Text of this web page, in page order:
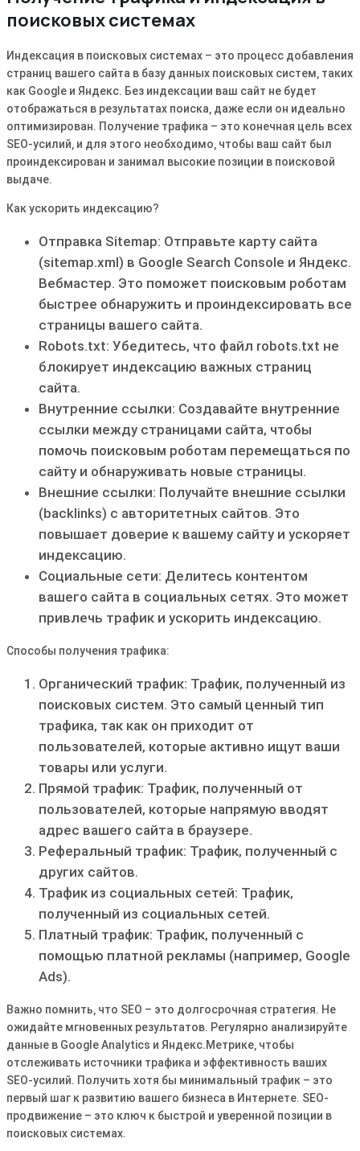
поисковых системах
Индексация в поисковых системах – это процесс добавления
страниц вашего сайта в базу данных поисковых систем‚ таких
как Google и Яндекс․ Без индексации ваш сайт не будет
отображаться в результатах поиска‚ даже если он идеально
оптимизирован․ Получение трафика – это конечная цель всех
SEO-усилий‚ и для этого необходимо‚ чтобы ваш сайт был
проиндексирован и занимал высокие позиции в поисковой
выдаче․
Как ускорить индексацию?
Отправка Sitemap: Отправьте карту сайта
(sitemap․xml) в Google Search Console и Яндекс․
Вебмастер․ Это поможет поисковым роботам
быстрее обнаружить и проиндексировать все
страницы вашего сайта․
Robots․txt: Убедитесь‚ что файл robots․txt не
блокирует индексацию важных страниц
сайта․
Внутренние ссылки: Создавайте внутренние
ссылки между страницами сайта‚ чтобы
помочь поисковым роботам перемещаться по
сайту и обнаруживать новые страницы․
Внешние ссылки: Получайте внешние ссылки
(backlinks) с авторитетных сайтов․ Это
повышает доверие к вашему сайту и ускоряет
индексацию․
Социальные сети: Делитесь контентом
вашего сайта в социальных сетях․ Это может
привлечь трафик и ускорить индексацию․
Способы получения трафика:
Органический трафик: Трафик‚ полученный из
поисковых систем․ Это самый ценный тип
трафика‚ так как он приходит от
пользователей‚ которые активно ищут ваши
товары или услуги․
Прямой трафик: Трафик‚ полученный от
пользователей‚ которые напрямую вводят
адрес вашего сайта в браузере․
Реферальный трафик: Трафик‚ полученный с
других сайтов․
Трафик из социальных сетей: Трафик‚
полученный из социальных сетей․
Платный трафик: Трафик‚ полученный с
помощью платной рекламы (например‚ Google
Ads)․
Важно помнить‚ что SEO – это долгосрочная стратегия․ Не
ожидайте мгновенных результатов․ Регулярно анализируйте
данные в Google Analytics и Яндекс․Метрике‚ чтобы
отслеживать источники трафика и эффективность ваших
SEO-усилий․ Получить хотя бы минимальный трафик – это
первый шаг к развитию вашего бизнеса в Интернете․ SEO-
продвижение – это ключ к быстрой и уверенной позиции в
поисковых системах․